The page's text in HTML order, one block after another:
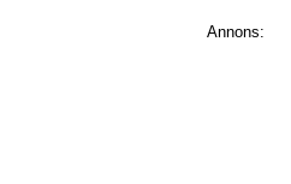
Annons: